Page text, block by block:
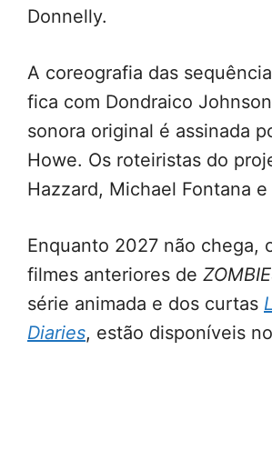
Donnelly.
A coreografia das
fica com Dondraico
sonora original é assinada
Howe. Os roteiristas do
Hazzard, Michael Fontana e
Enquanto 2027 não chega,
filmes anteriores de
série animada e dos curtas
Diaries, estão disponíveis